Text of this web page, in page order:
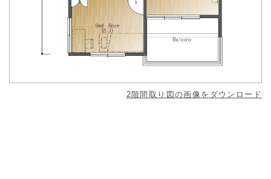
2階間取り図の画像をダウンロード